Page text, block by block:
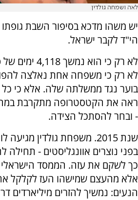
לאה ושמחה גולדין
יש משהו מדכא בסיפור השבת
הי"ד לקבר ישראל.
לא רק כי הוא
לא רק כי משפחה אחת נאלצה
בוער נגד ממשלתה שלה. אלא כי
ראה את הקטסטרופה מתקרבת
- ובחר להסתכל הצידה.
שנת 2015. משפחת גולדין
בפני נוצרים אוונגליסטים - תחילה
כך לשקם את עזה. הממסד
אלא מהעצם שמישהו העז לקלקל
הנעים: נמשיך להזרים מיליארדים